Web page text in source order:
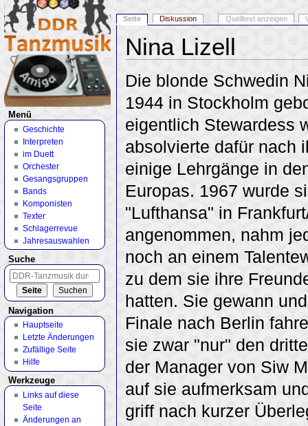
Nina Lizell
Die blonde Schwedin
1944 in Stockholm
eigentlich Stewardess
absolvierte dafür nach
einige Lehrgänge in
Europas. 1967 wurde
"Lufthansa" in
angenommen, nahm
noch an einem
zu dem sie ihre
hatten. Sie gewann
Finale nach Berlin
sie zwar "nur" den
der Manager von Siw
auf sie aufmerksam
griff nach kurzer
Seite Diskussion Quelltext anzeigen
Menü
Geschichte
Interpreten
im Duett
Orchester
Gesangsgruppen
Bands
Komponisten
Texter
Schlagerrevue
Jahresauswahlen
Suche
Navigation
Hauptseite
Letzte Änderungen
Zufällige Seite
Hilfe
Werkzeuge
Links auf diese
Seite
Änderungen an